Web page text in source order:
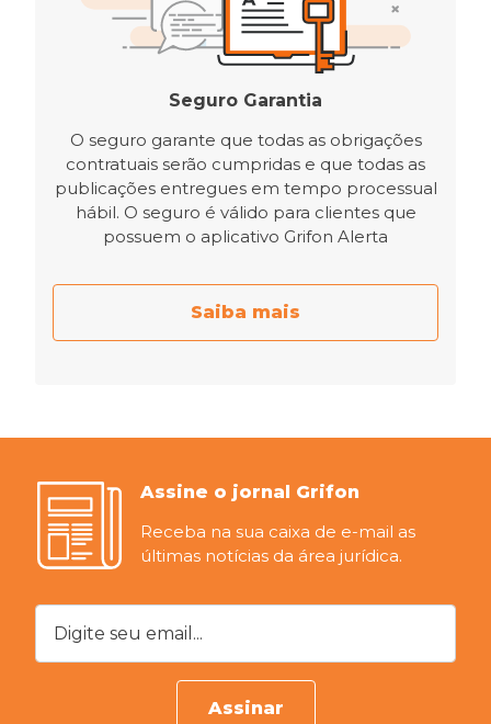
Seguro Garantia
O seguro garante que todas as obrigações
contratuais serão cumpridas e que todas as
publicações entregues em tempo processual
hábil. O seguro é válido para clientes que
possuem o aplicativo Grifon Alerta
Saiba mais
Assine o jornal Grifon
Receba na sua caixa de e-mail as
últimas notícias da área jurídica.
Digite seu email...
Assinar